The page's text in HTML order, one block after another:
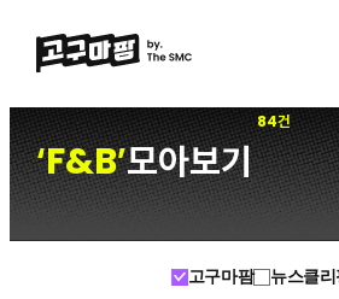
‘F&B’모아보기
84건
고구마팜 뉴스클리